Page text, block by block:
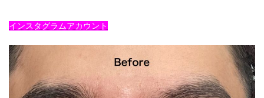
インスタグラムアカウント